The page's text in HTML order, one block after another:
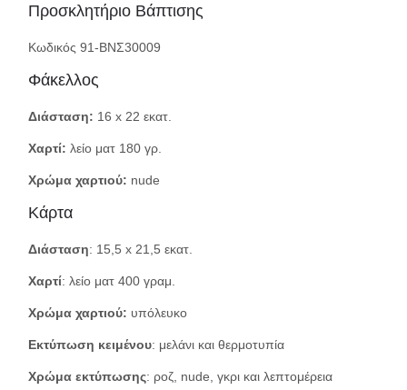
Προσκλητήριο Βάπτισης
Κωδικός 91-ΒΝΣ30009
Φάκελλος
Διάσταση: 16 x 22 εκατ.
Χαρτί: λείο ματ 180 γρ.
Χρώμα χαρτιού: nude
Κάρτα
Διάσταση: 15,5 x 21,5 εκατ.
Χαρτί: λείο ματ 400 γραμ.
Χρώμα χαρτιού: υπόλευκο
Εκτύπωση κειμένου: μελάνι και θερμοτυπία
Χρώμα εκτύπωσης: ροζ, nude, γκρι και λεπτομέρεια